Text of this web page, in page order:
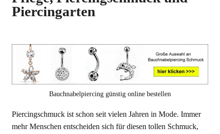
Piercingarten
Bauchnabelpiercing günstig online bestellen
Piercingschmuck ist schon seit vielen Jahren in Mode. Immer
mehr Menschen entscheiden sich für diesen tollen Schmuck,